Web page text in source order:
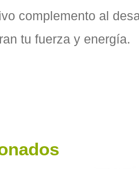
complemento al
tu fuerza y energía.